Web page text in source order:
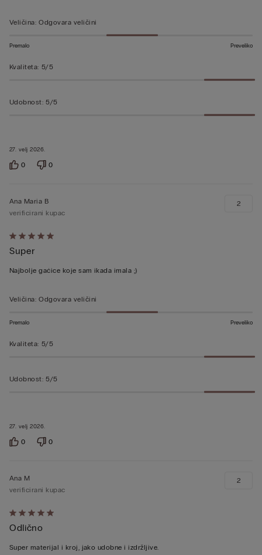
od
27. velj 2026.
Veličina: Odgovara veličini
Premalo Preveliko
Kvaliteta: 5/5
Udobnost: 5/5
0 0
Dali
ste
ocjenu
od
27. velj 2026.
Ana Maria B
verificirani kupac
Super
Najbolje gaćice koje sam ikada imala ;)
2
Veličina: Odgovara veličini
Premalo Preveliko
Kvaliteta: 5/5
Udobnost: 5/5
0 0
Dali
ste
ocjenu
Ana M
verificirani kupac
Odlično
Super materijal i kroj, jako udobne i izdržljive.
2